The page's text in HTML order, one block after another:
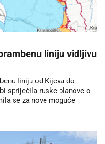
liniju vidljivu
liniju od Kijeva do
spriječila ruske planove o
se za nove moguće